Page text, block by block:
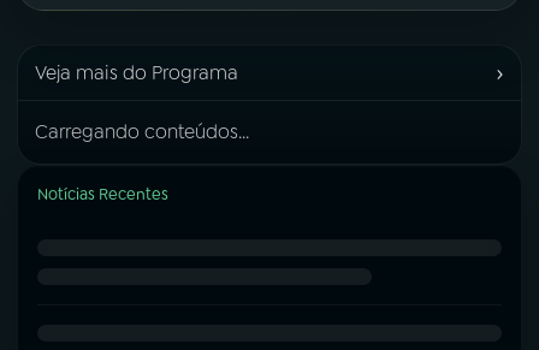
Veja mais do Programa ›
Carregando conteúdos...
Notícias Recentes